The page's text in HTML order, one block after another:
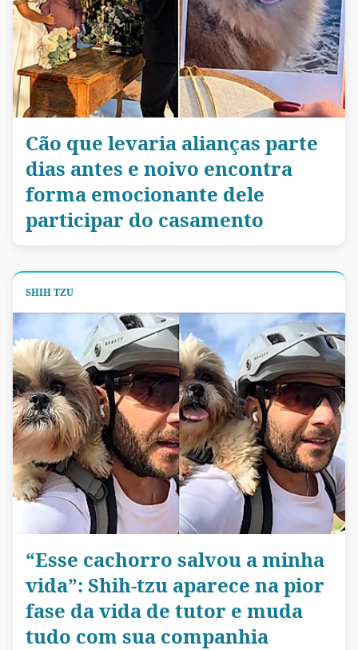
Cão que levaria alianças parte
dias antes e noivo encontra
forma emocionante dele
participar do casamento
SHIH TZU
“Esse cachorro salvou a minha
vida”: Shih-tzu aparece na pior
fase da vida de tutor e muda
tudo com sua companhia